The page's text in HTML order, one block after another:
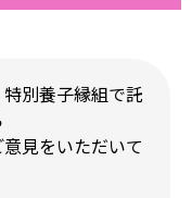
別養子縁組で託
見をいただいて